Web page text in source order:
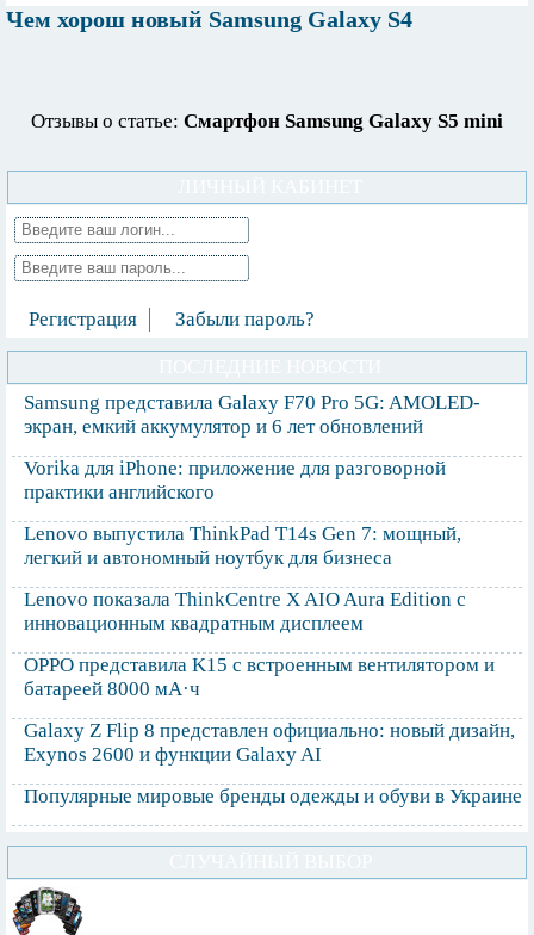
Чем хорош новый Samsung Galaxy S4
Отзывы о статье: Смартфон Samsung Galaxy S5 mini
Регистрация Забыли пароль?
Samsung представила Galaxy F70 Pro 5G: AMOLED-
экран, емкий аккумулятор и 6 лет обновлений
Vorika для iPhone: приложение для разговорной
практики английского
Lenovo выпустила ThinkPad T14s Gen 7: мощный,
легкий и автономный ноутбук для бизнеса
Lenovo показала ThinkCentre X AIO Aura Edition с
инновационным квадратным дисплеем
OPPO представила K15 с встроенным вентилятором и
батареей 8000 мА·ч
Galaxy Z Flip 8 представлен официально: новый дизайн,
Exynos 2600 и функции Galaxy AI
Популярные мировые бренды одежды и обуви в Украине